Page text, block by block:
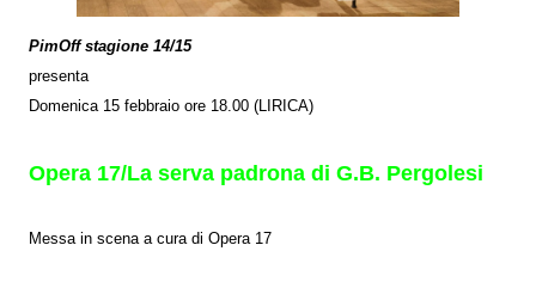
PimOff stagione 14/15
presenta
Domenica 15 febbraio ore 18.00 (LIRICA)
Opera 17/La serva padrona di G.B. Pergolesi
Messa in scena a cura di Opera 17